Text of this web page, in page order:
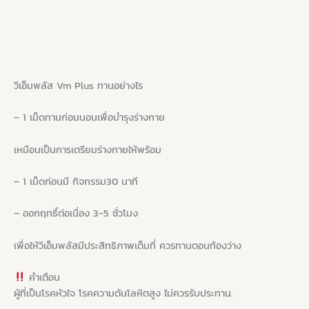
วีเอ็มพลัส Vm Plus ทานอย่างไร
– 1 เม็ดทานก่อนนอนเพื่อบำรุงร่างกาย
เหมือนเป็นการเตรียมร่างกายให้พร้อม
– 1 เม็ดก่อนมี กิจกรรม30 นาที
– ออกฤทธิ์ต่อเนื่อง 3-5 ชั่วโมง
เพื่อให้วีเอ็มพลัสมีประสิทธิภาพเต็มที่ ควรทานตอนท้องว่าง
คำเตือน
ผู้ที่เป็นโรคหัวใจ โรคความดันโลหิตสูง ไม่ควรรับประทาน.